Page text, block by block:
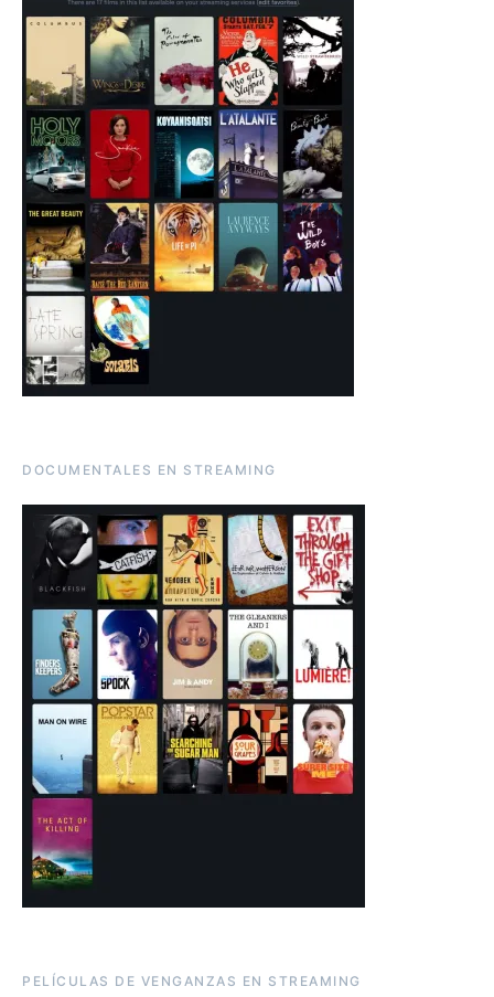
DOCUMENTALES EN STREAMING
PELÍCULAS DE VENGANZAS EN STREAMING